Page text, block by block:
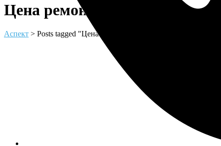
Цена ремонта Tag
Аспект > Posts tagged "Цена ремонта"